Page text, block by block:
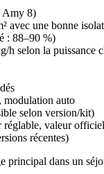
Amy 8)
avec une bonne
: 88–90 %)
h selon la puissance
modulation auto
selon version/kit)
réglable, valeur
récentes)
dans un